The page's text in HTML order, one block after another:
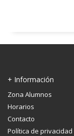
+ Información
Zona Alumnos
Horarios
Contacto
Política de privacidad